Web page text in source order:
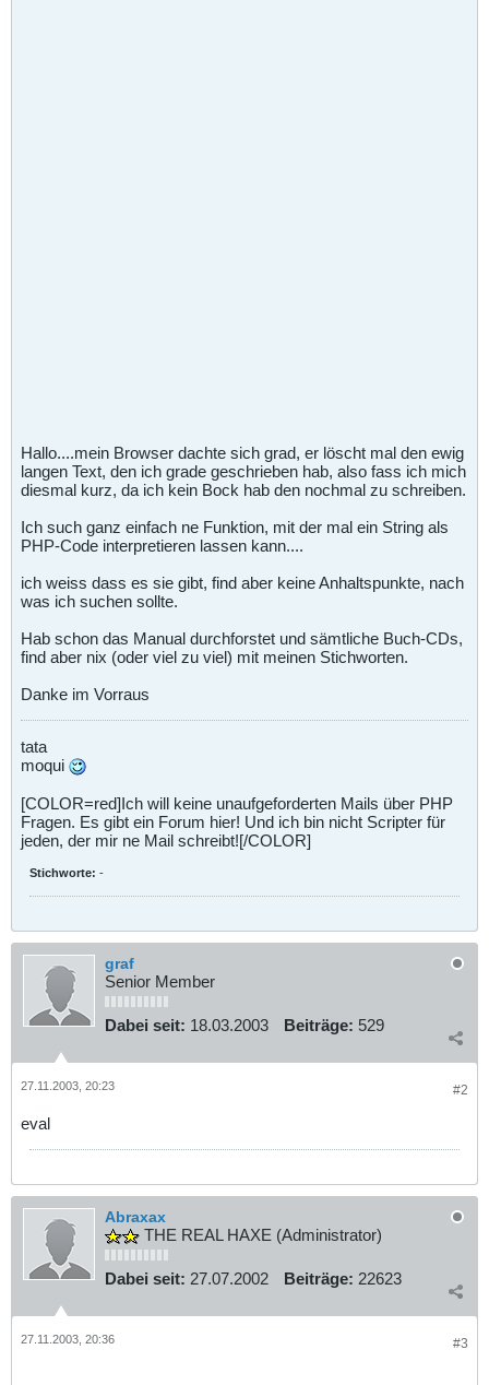
Hallo....mein Browser dachte sich grad, er löscht mal den ewig
langen Text, den ich grade geschrieben hab, also fass ich mich
diesmal kurz, da ich kein Bock hab den nochmal zu schreiben.
Ich such ganz einfach ne Funktion, mit der mal ein String als
PHP-Code interpretieren lassen kann....
ich weiss dass es sie gibt, find aber keine Anhaltspunkte, nach
was ich suchen sollte.
Hab schon das Manual durchforstet und sämtliche Buch-CDs,
find aber nix (oder viel zu viel) mit meinen Stichworten.
Danke im Vorraus
tata
moqui
[COLOR=red]Ich will keine unaufgeforderten Mails über PHP
Fragen. Es gibt ein Forum hier! Und ich bin nicht Scripter für
jeden, der mir ne Mail schreibt![/COLOR]
Stichworte: -
graf
Senior Member
Dabei seit: 18.03.2003 Beiträge: 529
#2
27.11.2003, 20:23
eval
Abraxax
THE REAL HAXE (Administrator)
Dabei seit: 27.07.2002 Beiträge: 22623
#3
27.11.2003, 20:36